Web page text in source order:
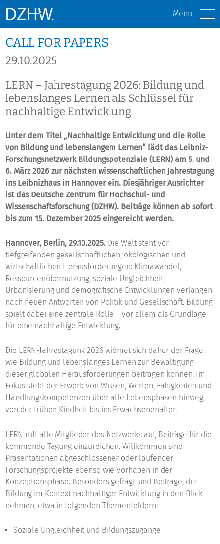
Menu
CALL FOR PAPERS
29.10.2025
LERN – Jahrestagung 2026: Bildung und
lebenslanges Lernen als Schlüssel für
nachhaltige Entwicklung
Unter dem Titel „Nachhaltige Entwicklung und die Rolle
von Bildung und lebenslangem Lernen“ lädt das Leibniz-
Forschungsnetzwerk Bildungspotenziale (LERN) am 5. und
6. März 2026 zur nächsten wissenschaftlichen Jahrestagung
ins Leibnizhaus in Hannover ein. Diesjähriger Ausrichter
ist das Deutsche Zentrum für Hochschul- und
Wissenschaftsforschung (DZHW). Beiträge können ab sofort
bis zum 15. Dezember 2025 eingereicht werden.
Hannover, Berlin, 29.10.2025. Die Welt steht vor
tiefgreifenden gesellschaftlichen, ökologischen und
wirtschaftlichen Herausforderungen: Klimawandel,
Ressourcenübernutzung, soziale Ungleichheit,
Urbanisierung und demografische Entwicklungen verlangen
nach neuen Antworten von Politik und Gesellschaft. Bildung
spielt dabei eine zentrale Rolle – vor allem als Grundlage
für eine nachhaltige Entwicklung.
Die LERN-Jahrestagung 2026 widmet sich daher der Frage,
wie Bildung und lebenslanges Lernen zur Bewältigung
dieser globalen Herausforderungen beitragen können. Im
Fokus steht der Erwerb von Wissen, Werten, Fähigkeiten und
Handlungskompetenzen über alle Lebensphasen hinweg,
von der frühen Kindheit bis ins Erwachsenenalter.
LERN ruft alle Mitglieder des Netzwerks auf, Beiträge für die
kommende Tagung einzureichen. Willkommen sind
Präsentationen abgeschlossener oder laufender
Forschungsprojekte ebenso wie Vorhaben in der
Konzeptionsphase. Besonders gefragt sind Beiträge, die
Bildung im Kontext nachhaltiger Entwicklung in den Blick
nehmen, etwa in folgenden Themenfeldern:
Soziale Ungleichheit und Bildungszugänge